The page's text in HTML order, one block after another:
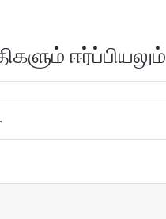
ஈர்ப்பியலும்